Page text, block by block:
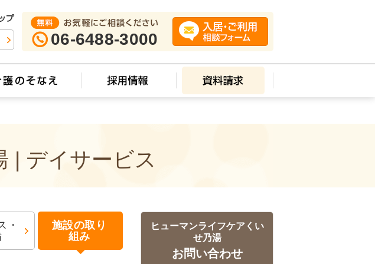
06-6488-3000
| デイサービス
・
施設の取り
組み
ヒューマンライフケアくい
せ乃湯
お問い合わせ